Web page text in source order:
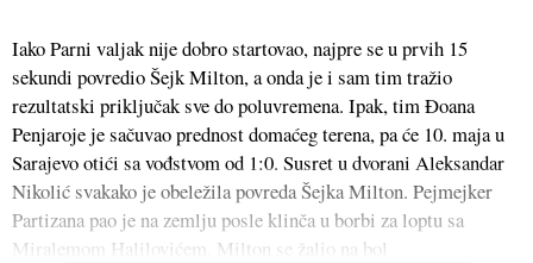
Iako Parni valjak nije dobro startovao, najpre se u prvih 15
sekundi povredio Šejk Milton, a onda je i sam tim tražio
rezultatski priključak sve do poluvremena. Ipak, tim Đoana
Penjaroje je sačuvao prednost domaćeg terena, pa će 10. maja u
Sarajevo otići sa vođstvom od 1:0. Susret u dvorani Aleksandar
Nikolić svakako je obeležila povreda Šejka Milton. Pejmejker
Partizana pao je na zemlju posle klinča u borbi za loptu sa
Miralemom Halilovićem. Milton se žalio na bol